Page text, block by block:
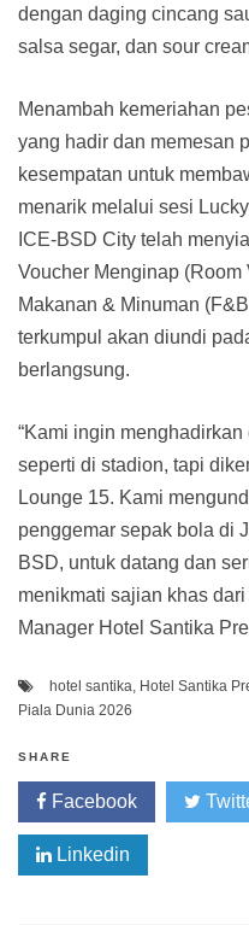
dengan daging cincang
salsa segar, dan sour
Menambah kemeriahan
yang hadir dan memesan
kesempatan untuk
menarik melalui sesi
ICE-BSD City telah
Voucher Menginap (Room
Makanan & Minuman
terkumpul akan diundi
berlangsung.
“Kami ingin
seperti di stadion, tapi
Lounge 15. Kami
penggemar sepak bola di
BSD, untuk datang dan
menikmati sajian khas
Manager Hotel Santika
hotel santika Hotel Santika
Piala Dunia 2026
SHARE
Facebook
Linkedin